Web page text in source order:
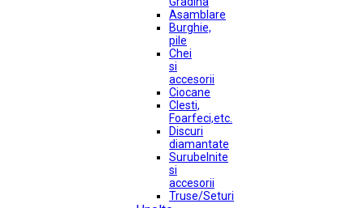
Asamblare
Burghie,
pile
Chei
si
accesorii
Ciocane
Clesti,
Foarfeci,etc.
Discuri
diamantate
Surubelnite
si
accesorii
Truse/Seturi